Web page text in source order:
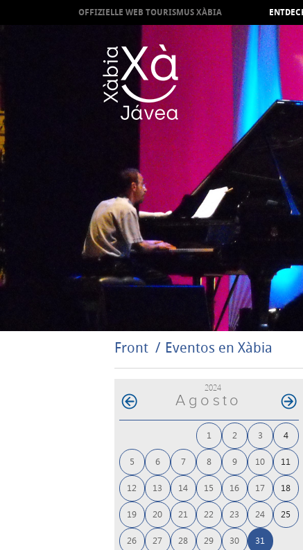
OFFIZIELLE WEB TOURISMUS XÀBIA
Front Eventos en Xàbia
2024
Agosto
1 2 3 4
5 6 7 8 9 10 11
12 13 14 15 16 17 18
19 20 21 22 23 24 25
26 27 28 29 30 31